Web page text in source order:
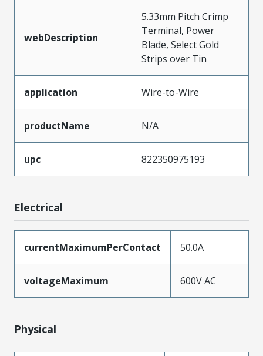
webDescription
5.33mm Pitch Crimp
Terminal, Power
Blade, Select Gold
Strips over Tin
application Wire-to-Wire
productName N/A
upc 822350975193
Electrical
currentMaximumPerContact 50.0A
voltageMaximum 600V AC
Physical